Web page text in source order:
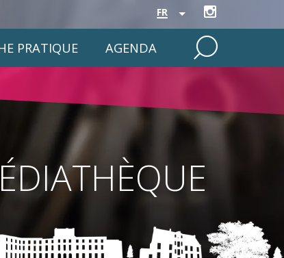
FR
PRATIQUE AGENDA